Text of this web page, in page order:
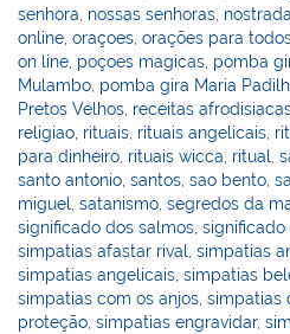
senhora, nossas senhoras,
online,oraçoes,orações para
on line, poçoes magicas, pomba
Mulambo, pomba gira Maria
Pretos Velhos, receitas
religiao, rituais, rituais angelicais,
para dinheiro, rituais wicca, ritual,
santo antonio,santos,sao bento,
miguel,satanismo,segredos da
significado dos salmos,significado
simpatias afastar rival,simpatias
simpatias angelicais,simpatias
simpatias com os anjos,simpatias
proteção,simpatias engravidar,